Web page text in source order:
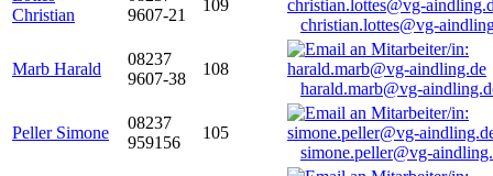
Christian
9607-21
109
christian.lottes@vg-
Marb Harald
08237
9607-38
108
harald.marb@vg-
Peller Simone
08237
959156
105
simone.peller@vg-